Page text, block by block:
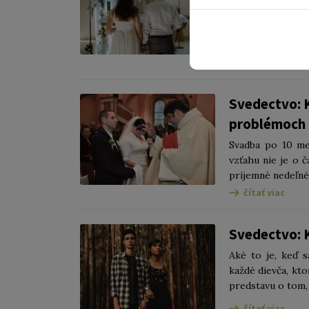
predovšetkým
rozhodnutia,
Svedectvo:
problémoch
Svadba po 10
vzťahu nie je o
príjemné
čítať viac
Svedectvo:
Aké to je, keď
každé dievča,
predstavu o tom,